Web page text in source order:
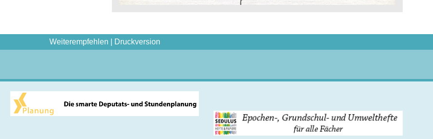
Weiterempfehlen Druckversion